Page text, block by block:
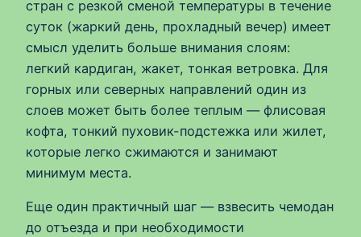
стран с резкой сменой температуры в течение
суток (жаркий день, прохладный вечер) имеет
смысл уделить больше внимания слоям:
легкий кардиган, жакет, тонкая ветровка. Для
горных или северных направлений один из
слоев может быть более теплым — флисовая
кофта, тонкий пуховик-подстежка или жилет,
которые легко сжимаются и занимают
минимум места.
Еще один практичный шаг — взвесить чемодан
до отъезда и при необходимости